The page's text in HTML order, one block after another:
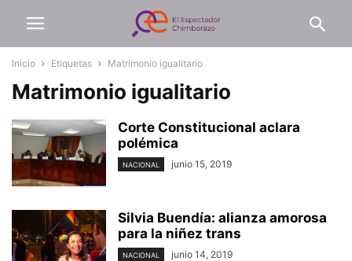
Inicio Etiquetas Matrimonio igualitario
Matrimonio igualitario
Corte Constitucional aclara
polémica
NACIONAL junio 15, 2019
Silvia Buendía: alianza amorosa
para la niñez trans
NACIONAL junio 14, 2019